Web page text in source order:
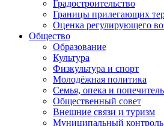
Градостроительство
Границы прилегающих
Оценка регулирующего
Общество
Образование
Культура
Физкультура и спорт
Молодёжная политика
Семья, опека и
Общественный совет
Внешние связи и туризм
Муниципальный контроль